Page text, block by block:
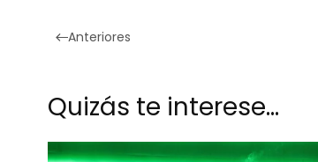
Anteriores
Quizás te interese…